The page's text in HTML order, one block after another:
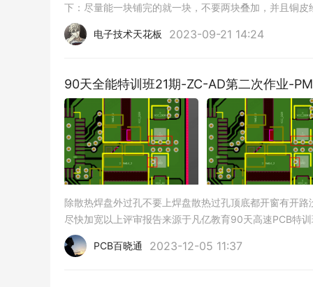
03 这个课程的学习模式是什么？
无论你是初入职场的新人工程师、想转职寻求机会
Designer 23 FPC软板实战课程》。
本次课程的重点基本如下：
2、FPC常用材料认识、FPC常用规范认识、常见软
3、2个实战案例-单个FPC排线+软硬结合板的设计；
4、
下：尽量能一块铺完的就一块，不要两块叠加，并且铜
电子技术天花板 2023-09-21 14:24
90天全能特训班21期-ZC-AD第二次作业-
除散热焊盘外过孔不要上焊盘散热过孔顶底都开窗有开
尽快加宽以上评审报告来源于凡亿教育90天高速PCB特
PCB百晓通 2023-12-05 11:37